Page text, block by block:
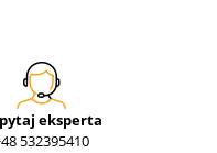
eksperta
532395410